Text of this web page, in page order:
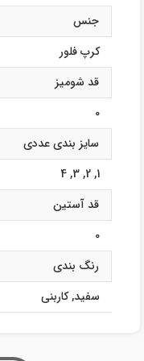
جنس
کرپ فلور
قد شومیز
0
سایز بندی عددی
1
,
2
,
3
,
4
قد آستین
0
رنگ بندی
سفید,کاربنی